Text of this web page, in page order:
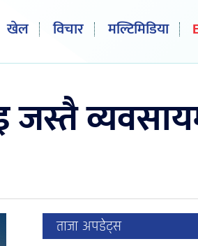
खेल विचार मल्टिमिडिया
जस्तै
ताजा अपडेट्स